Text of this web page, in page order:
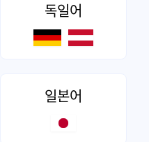
독일어
일본어